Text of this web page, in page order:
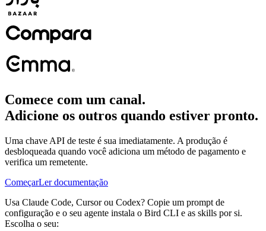
Comece com um canal.
Adicione os outros quando estiver pronto.
Uma chave API de teste é sua imediatamente. A produção é
desbloqueada quando você adiciona um método de pagamento e
verifica um remetente.
ComeçarLer documentação
Usa Claude Code, Cursor ou Codex? Copie um prompt de
configuração e o seu agente instala o Bird CLI e as skills por si.
Escolha o seu: